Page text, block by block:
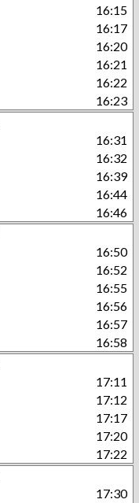
16:15
16:17
16:20
16:21
16:22
16:23
16:31
16:32
16:39
16:44
16:46
16:50
16:52
16:55
16:56
16:57
16:58
17:11
17:12
17:17
17:20
17:22
17:30